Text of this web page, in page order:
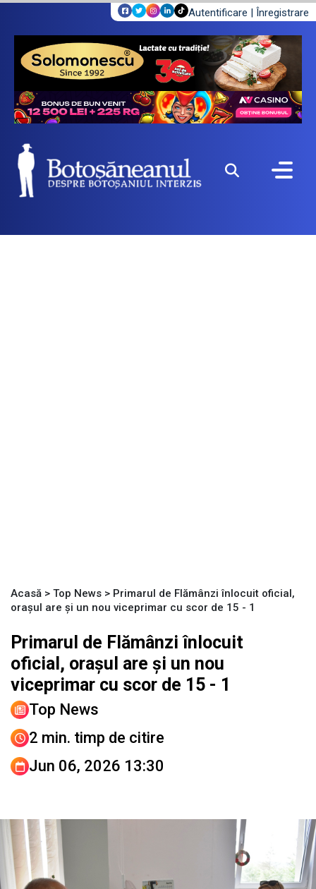
Autentificare | Înregistrare
Acasă > Top News > Primarul de Flămânzi înlocuit oficial,
orașul are și un nou viceprimar cu scor de 15 - 1
Primarul de Flămânzi înlocuit
oficial, orașul are și un nou
viceprimar cu scor de 15 - 1
Top News
2 min. timp de citire
Jun 06, 2026 13:30